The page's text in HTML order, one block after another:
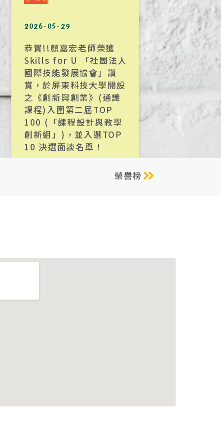
2026-05-29
恭賀!!顏嘉宏老師榮獲
Skills for U 「社團法人
國際技能發展協會」讚
賞，於屏東科技大學開設
之《創新與創業》(通識
課程)入圍第二屆TOP
100 (「課程設計與教學
創新組」)，並入選TOP
10 決選面談名單！
榮譽榜